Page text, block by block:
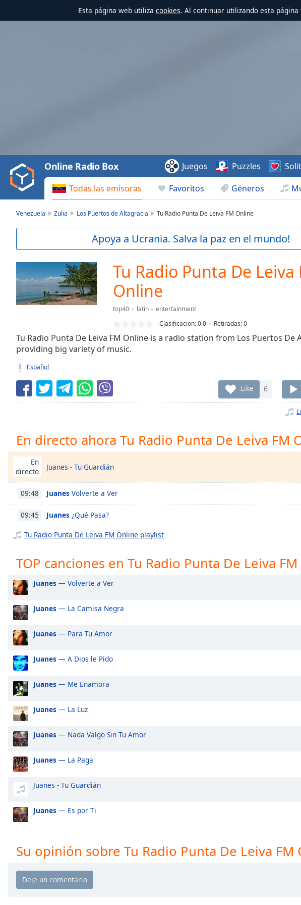
Esta página web utiliza cookies. Al continuar utilizando esta
Video
Play
Backward
Skip
Current
Duration-:-
Loaded:
0.00%
Stream
live,
currently
behind
Remaining
Time-
Rate
Chapters
Chapters
Descriptions
descriptions
off,
selected
settings,
opens
subtitles
settings
dialog
subtitles
selected
Audio
Track
Picture-
in-
Fullscreen
This
window.
Beginning
window.
cancel
Todas las emisoras Favoritos Géneros
Online Radio Box Juegos Puzzles
Venezuela Zulia Los Puertos de Altagracia Tu Radio Punta De Leiva FM Online
Apoya a Ucrania. Salva la paz en el mundo!
Tu Radio Punta De Leiva
Online
top40 latin
entertainment
Clasificacion:0.0 Retiradas:0
Tu Radio Punta De Leiva FM Online is a radio station from Los Puertos De
providing big variety of music.
Español
Like 6
En directo ahora Tu Radio Punta De Leiva FM
En
directo
Juanes - Tu Guardián
09:48 Juanes Volverte a Ver
09:45 Juanes ¿Qué Pasa?
Tu Radio Punta De Leiva FM Online playlist
TOP canciones en Tu Radio Punta De Leiva
Juanes — Volverte a Ver
Juanes — La Camisa Negra
Juanes — Para Tu Amor
Juanes — A Dios le Pido
Juanes — Me Enamora
Juanes — La Luz
Juanes — Nada Valgo Sin Tu Amor
Juanes — La Paga
Juanes - Tu Guardián
Juanes — Es por Ti
Su opinión sobre Tu Radio Punta De Leiva FM